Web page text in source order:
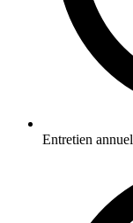
Entretien annuel